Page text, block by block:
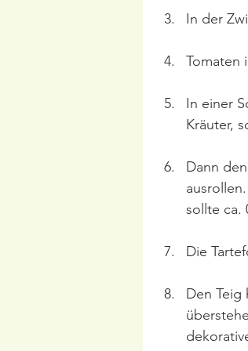
In der
Tomaten
In einer
Kräuter,
Dann
sollte ca.
Die
Den